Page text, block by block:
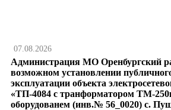
07.08.2026
Администрация МО Оренбургский
возможном установлении
эксплуатации объекта
«ТП-4084 с транформатором ТМ-
оборудованем (инв.№ 56_0020) с.